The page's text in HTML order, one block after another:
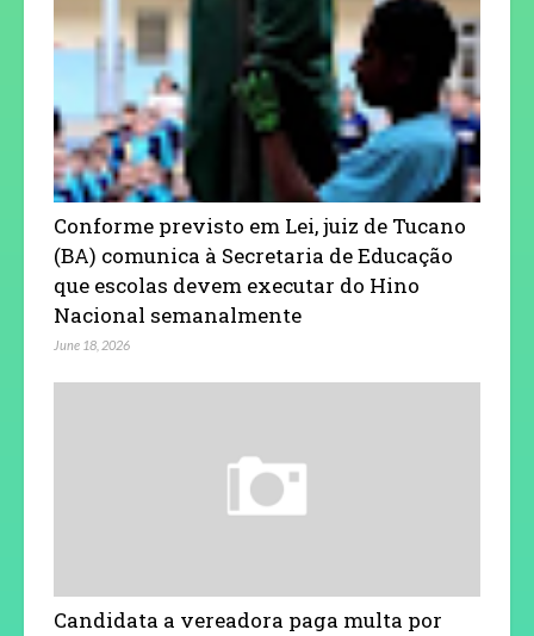
Conforme previsto em Lei, juiz de Tucano
(BA) comunica à Secretaria de Educação
que escolas devem executar do Hino
Nacional semanalmente
June 18, 2026
Candidata a vereadora paga multa por